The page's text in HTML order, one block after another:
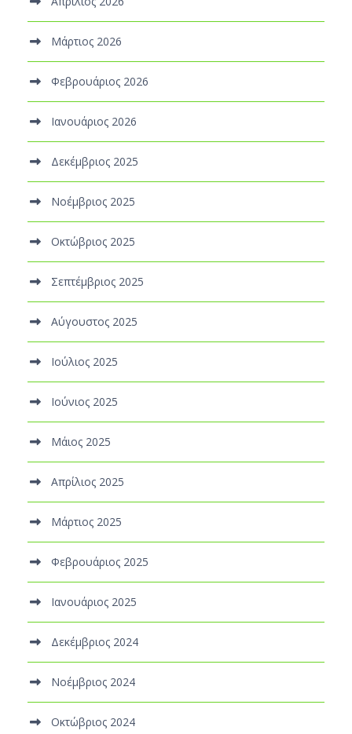
Μάρτιος 2026
Φεβρουάριος 2026
Ιανουάριος 2026
Δεκέμβριος 2025
Νοέμβριος 2025
Οκτώβριος 2025
Σεπτέμβριος 2025
Αύγουστος 2025
Ιούλιος 2025
Ιούνιος 2025
Μάιος 2025
Απρίλιος 2025
Μάρτιος 2025
Φεβρουάριος 2025
Ιανουάριος 2025
Δεκέμβριος 2024
Νοέμβριος 2024
Οκτώβριος 2024